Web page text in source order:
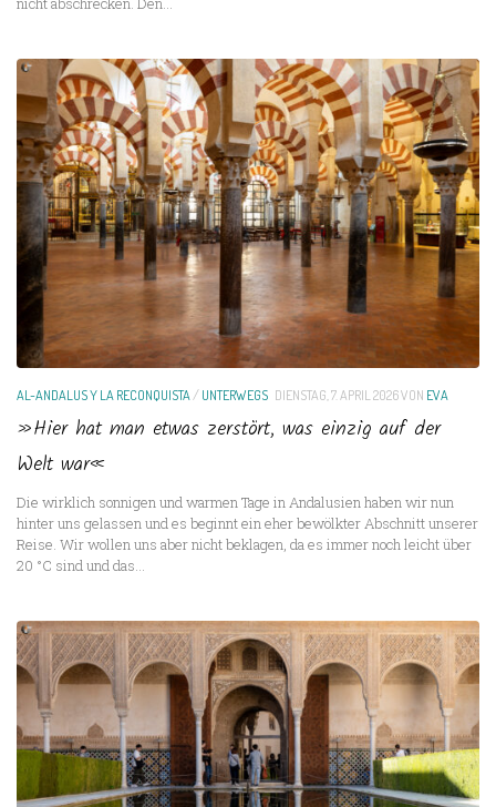
AL-ANDALUS Y LA RECONQUISTA /UNTERWEGS DIENSTAG, 7. APRIL 2026VON EVA
»Hier hat man etwas zerstört, was einzig auf der
Welt war«
Die wirklich sonnigen und warmen Tage in Andalusien haben wir nun
hinter uns gelassen und es beginnt ein eher bewölkter Abschnitt unserer
Reise. Wir wollen uns aber nicht beklagen, da es immer noch leicht über
20 °C sind und das...